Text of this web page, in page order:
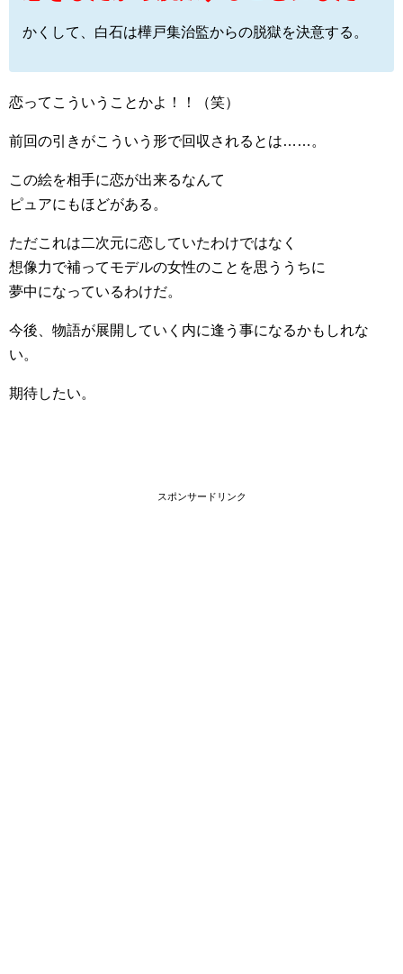
かくして、白石は樺戸集治監からの脱獄を決意する。
恋ってこういうことかよ！！（笑）
前回の引きがこういう形で回収されるとは……。
この絵を相手に恋が出来るなんて
ピュアにもほどがある。
ただこれは二次元に恋していたわけではなく
想像力で補ってモデルの女性のことを思ううちに
夢中になっているわけだ。
今後、物語が展開していく内に逢う事になるかもしれな
い。
期待したい。
スポンサードリンク